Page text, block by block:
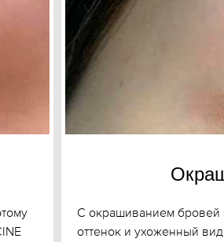
С окрашиванием
оттенок и ухоженный вид.